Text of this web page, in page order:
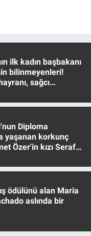
ilk kadın başbakanı
bilinmeyenleri!
sağcı
Diploma
yaşanan korkunç
Özer'in kızı Seraf
ödülünü alan Maria
aslında bir